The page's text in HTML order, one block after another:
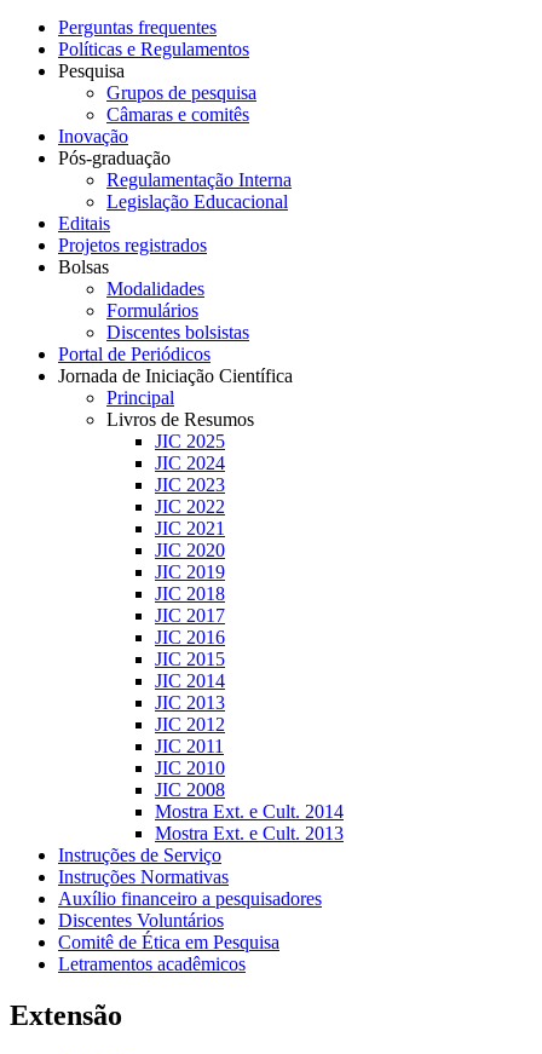
Perguntas frequentes
Políticas e Regulamentos
Pesquisa
Grupos de pesquisa
Câmaras e comitês
Inovação
Pós-graduação
Regulamentação Interna
Legislação Educacional
Editais
Projetos registrados
Bolsas
Modalidades
Formulários
Discentes bolsistas
Portal de Periódicos
Jornada de Iniciação Científica
Principal
Livros de Resumos
JIC 2025
JIC 2024
JIC 2023
JIC 2022
JIC 2021
JIC 2020
JIC 2019
JIC 2018
JIC 2017
JIC 2016
JIC 2015
JIC 2014
JIC 2013
JIC 2012
JIC 2011
JIC 2010
JIC 2008
Mostra Ext. e Cult. 2014
Mostra Ext. e Cult. 2013
Instruções de Serviço
Instruções Normativas
Auxílio financeiro a pesquisadores
Discentes Voluntários
Comitê de Ética em Pesquisa
Letramentos acadêmicos
Extensão